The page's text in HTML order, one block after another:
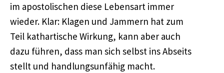
im apostolischen diese Lebensart immer
wieder. Klar: Klagen und Jammern hat zum
Teil kathartische Wirkung, kann aber auch
dazu führen, dass man sich selbst ins Abseits
stellt und handlungsunfähig macht.